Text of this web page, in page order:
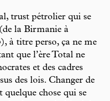
trust pétrolier qui se
la Birmanie à
à titre perso, ça ne me
que l’ère Total ne
et des cadres
des lois. Changer de
quelque chose qui se